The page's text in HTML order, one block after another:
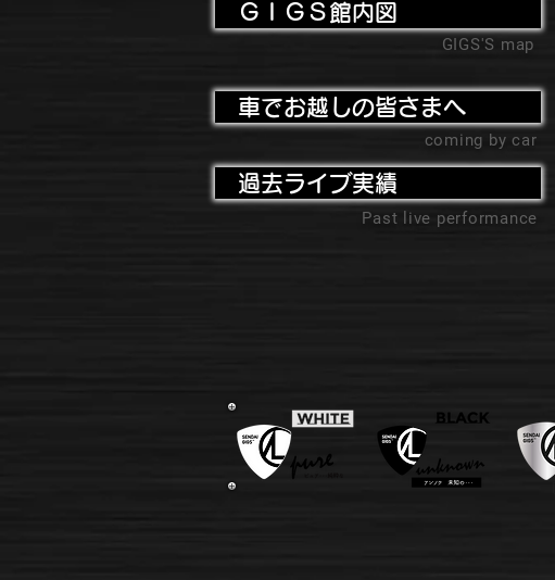
ＧＩＧＳ館内図
GIGS'S map
車でお越しの皆さまへ
coming by car
過去ライブ実績
Past live performance